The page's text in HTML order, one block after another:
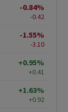
-0.84%
-0.42
-1.55%
-3.10
+0.95%
+0.41
+1.63%
+0.92